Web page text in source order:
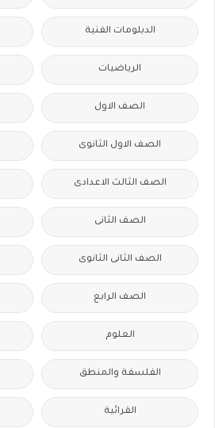
الدبلومات الفنية
الرياضيات
الصف الاول
الصف الاول الثانوى
الصف الثالث الاعدادى
الصف الثانى
الصف الثانى الثانوى
الصف الرابع
العلوم
الفلسفة والمنطق
القرائية